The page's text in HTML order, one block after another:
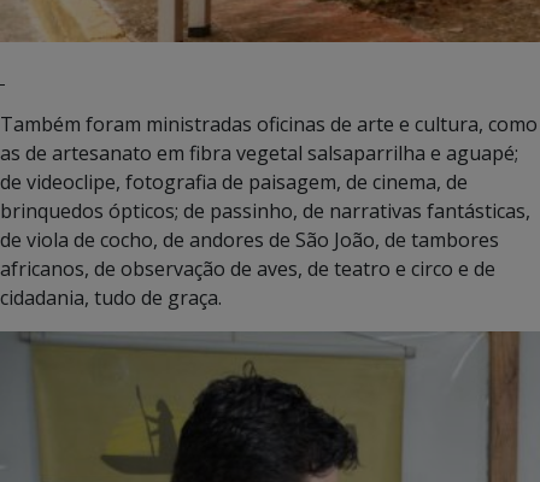
Também foram ministradas oficinas de arte e cultura, como
as de artesanato em fibra vegetal salsaparrilha e aguapé;
de videoclipe, fotografia de paisagem, de cinema, de
brinquedos ópticos; de passinho, de narrativas fantásticas,
de viola de cocho, de andores de São João, de tambores
africanos, de observação de aves, de teatro e circo e de
cidadania, tudo de graça.